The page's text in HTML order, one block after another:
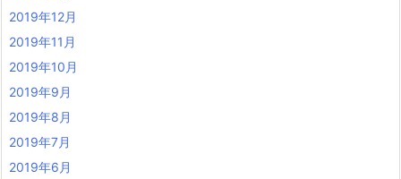
2019年12月
2019年11月
2019年10月
2019年9月
2019年8月
2019年7月
2019年6月